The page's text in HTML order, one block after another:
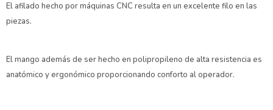
El afilado hecho por máquinas CNC resulta en un excelente filo en las
piezas.
El mango además de ser hecho en polipropileno de alta resistencia es
anatómico y ergonómico proporcionando conforto al operador.